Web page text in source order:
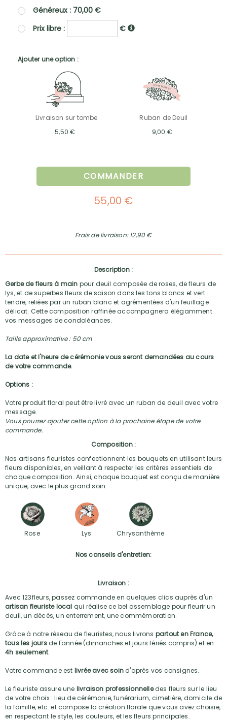
Généreux : 70,00 €
Prix libre :
€
Ajouter une option :
Livraison sur tombe
5,50 €
Ruban de Deuil
9,00 €
COMMANDER
55,00 €
Frais de livraison: 12,90 €
Description :
Gerbe de fleurs à main pour deuil composée de roses, de fleurs de
lys, et de superbes fleurs de saison dans les tons blancs et vert
tendre, reliées par un ruban blanc et agrémentées d'un feuillage
délicat. Cette composition raffinée accompagnera élégamment
vos messages de condoléances.
Taille approximative : 50 cm
La date et l'heure de cérémonie vous seront demandées au cours
de votre commande.
Options :
Votre produit floral peut être livré avec un ruban de deuil avec votre
message.
Vous pourrez ajouter cette option à la prochaine étape de votre
commande.
Composition :
Nos artisans fleuristes confectionnent les bouquets en utilisant leurs
fleurs disponibles, en veillant à respecter les critères essentiels de
chaque composition. Ainsi, chaque bouquet est conçu de manière
unique, avec le plus grand soin.
Rose Lys Chrysanthème
Nos conseils d'entretien:
Livraison :
Avec 123fleurs, passez commande en quelques clics auprès d'un
artisan fleuriste local qui réalise ce bel assemblage pour fleurir un
deuil, un décès, un enterrement, une commémoration.
Grâce à notre réseau de fleuristes, nous livrons partout en France,
tous les joursde l'année (dimanches et jours fériés compris) et en
4h seulement.
Votre commande est livrée avec soind'après vos consignes.
Le fleuriste assure une livraison professionnelledes fleurs sur le lieu
de votre choix : lieu de cérémonie, funérarium, cimetière, domicile de
la famille, etc. et compose la création florale que vous avez choisie,
en respectant le style, les couleurs, et les fleurs principales.